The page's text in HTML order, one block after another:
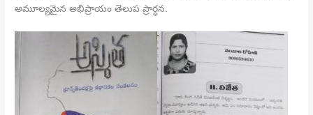
అమూల్యమైన అభిప్రాయం తెలుప ప్రార్ధన.